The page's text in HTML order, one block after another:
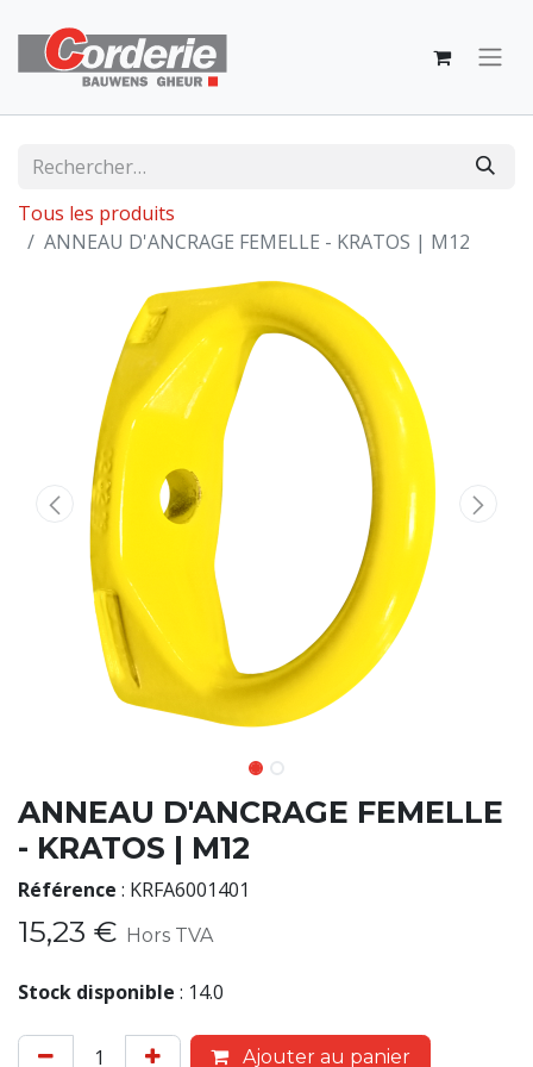
Tous les produits
ANNEAU D'ANCRAGE FEMELLE - KRATOS | M12
ANNEAU D'ANCRAGE FEMELLE
- KRATOS | M12
Référence : KRFA6001401
15,23 € Hors TVA
Stock disponible : 14.0
Ajouter au panier